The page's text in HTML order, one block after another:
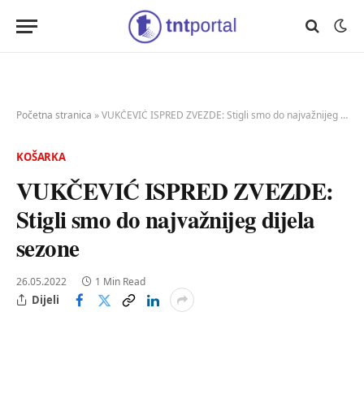
Početna stranica »VUKČEVIĆ ISPRED ZVEZDE: Stigli smo do najvažnijeg dijela sezone
KOŠARKA
VUKČEVIĆ ISPRED ZVEZDE:
Stigli smo do najvažnijeg dijela
sezone
26.05.2022 1 Min Read
Dijeli